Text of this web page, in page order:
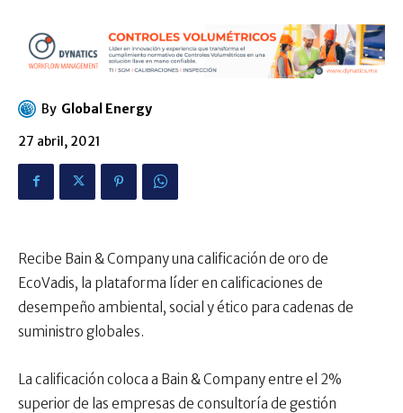
By Global Energy
27 abril, 2021
Recibe Bain & Company una calificación de oro de
EcoVadis, la plataforma líder en calificaciones de
desempeño ambiental, social y ético para cadenas de
suministro globales.
La calificación coloca a Bain & Company entre el 2%
superior de las empresas de consultoría de gestión